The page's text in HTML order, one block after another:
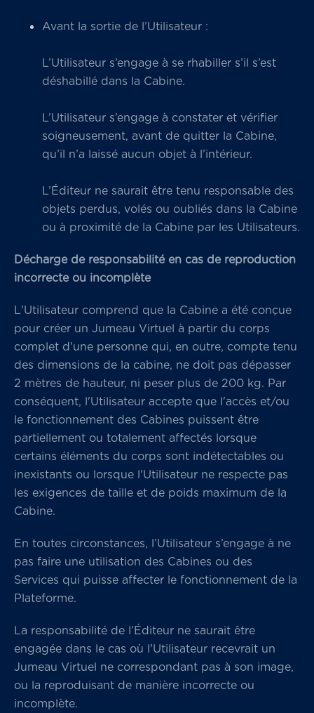
Avant la sortie de l’Utilisateur :
L’Utilisateur s’engage à se rhabiller s’il s’est
déshabillé dans la Cabine.
L’Utilisateur s’engage à constater et vérifier
soigneusement, avant de quitter la Cabine,
qu’il n’a laissé aucun objet à l’intérieur.
L’Éditeur ne saurait être tenu responsable des
objets perdus, volés ou oubliés dans la Cabine
ou à proximité de la Cabine par les Utilisateurs.
Décharge de responsabilité en cas de reproduction
incorrecte ou incomplète
L'Utilisateur comprend que la Cabine a été conçue
pour créer un Jumeau Virtuel à partir du corps
complet d'une personne qui, en outre, compte tenu
des dimensions de la cabine, ne doit pas dépasser
2 mètres de hauteur, ni peser plus de 200 kg. Par
conséquent, l'Utilisateur accepte que l'accès et/ou
le fonctionnement des Cabines puissent être
partiellement ou totalement affectés lorsque
certains éléments du corps sont indétectables ou
inexistants ou lorsque l'Utilisateur ne respecte pas
les exigences de taille et de poids maximum de la
Cabine.
En toutes circonstances, l’Utilisateur s’engage à ne
pas faire une utilisation des Cabines ou des
Services qui puisse affecter le fonctionnement de la
Plateforme.
La responsabilité de l’Éditeur ne saurait être
engagée dans le cas où l'Utilisateur recevrait un
Jumeau Virtuel ne correspondant pas à son image,
ou la reproduisant de manière incorrecte ou
incomplète.